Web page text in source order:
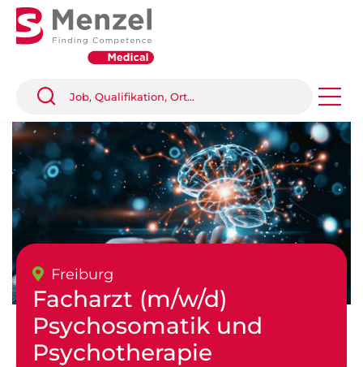
Freiburg
Facharzt (m/w/d)
Psychosomatik und
Psychotherapie